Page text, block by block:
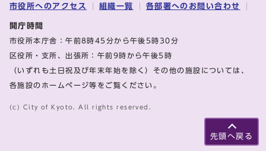
先頭へ戻る
市役所へのアクセス 組織一覧 各部署へのお問い合わせ
開庁時間
市役所本庁舎：午前8時45分から午後5時30分
区役所・支所、出張所：午前9時から午後5時
（いずれも土日祝及び年末年始を除く）その他の施設については、
各施設のホームページ等をご覧ください。
(c) City of Kyoto. All rights reserved.